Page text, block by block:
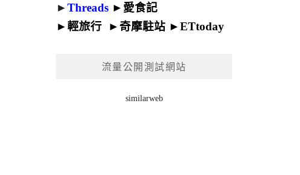
►Threads ► 愛食記
►輕旅行 ► 奇摩駐站 ►ETtoday
流量公開測試網站
similarweb